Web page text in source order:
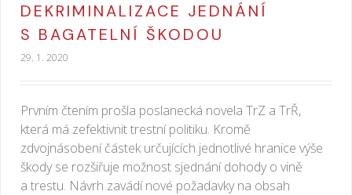
DEKRIMINALIZACE JEDNÁNÍ
S BAGATELNÍ ŠKODOU
29. 1. 2020
Prvním čtením prošla poslanecká novela TrZ a TrŘ,
která má zefektivnit trestní politiku. Kromě
zdvojnásobení částek určujících jednotlivé hranice výše
škody se rozšiřuje možnost sjednání dohody o vině
a trestu. Návrh zavádí nové požadavky na obsah